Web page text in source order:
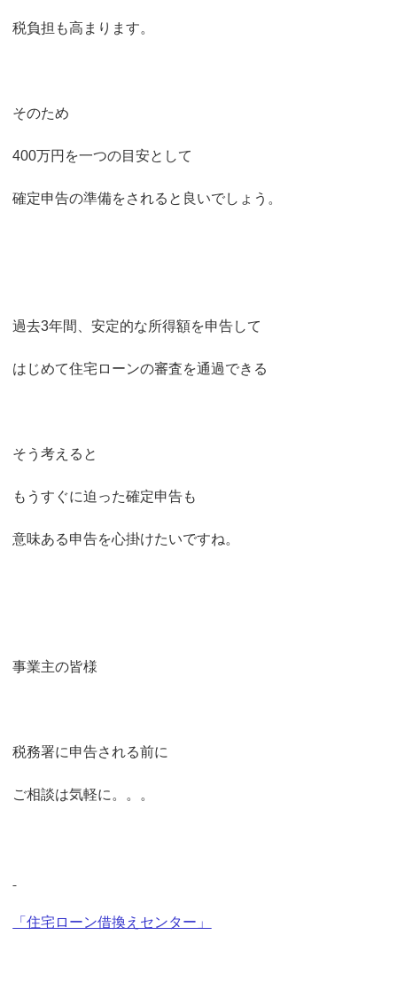
税負担も高まります。
そのため
400万円を一つの目安として
確定申告の準備をされると良いでしょう。
過去3年間、安定的な所得額を申告して
はじめて住宅ローンの審査を通過できる
そう考えると
もうすぐに迫った確定申告も
意味ある申告を心掛けたいですね。
事業主の皆様
税務署に申告される前に
ご相談は気軽に。。。
「住宅ローン借換えセンター」